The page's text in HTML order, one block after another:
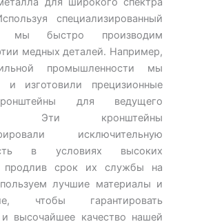
специализированный
мы быстро производим
медных деталей. Например,
промышленности мы
и изготовили прецизионные
для ведущего
Эти кронштейны
исключительную
в условиях высоких
продлив срок их службы на
лучшие материалы и
чтобы гарантировать
высочайшее качество нашей